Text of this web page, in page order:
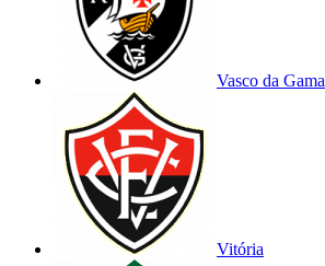
Vasco da Gama
Vitória